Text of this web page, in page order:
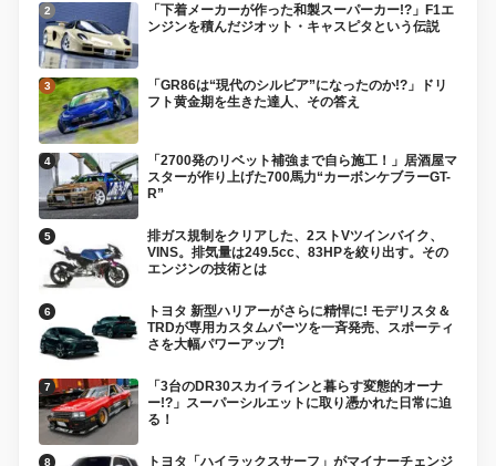
「下着メーカーが作った和製スーパーカー!?」F1エ
ンジンを積んだジオット・キャスピタという伝説
「GR86は“現代のシルビア”になったのか!?」ドリ
フト黄金期を生きた達人、その答え
「2700発のリベット補強まで自ら施工！」居酒屋マ
スターが作り上げた700馬力“カーボンケブラーGT-
R”
排ガス規制をクリアした、2ストVツインバイク、
VINS。排気量は249.5cc、83HPを絞り出す。その
エンジンの技術とは
トヨタ 新型ハリアーがさらに精悍に! モデリスタ＆
TRDが専用カスタムパーツを一斉発売、スポーティ
さを大幅パワーアップ!
「3台のDR30スカイラインと暮らす変態的オーナ
ー!?」スーパーシルエットに取り憑かれた日常に迫
る！
トヨタ「ハイラックスサーフ」がマイナーチェンジ